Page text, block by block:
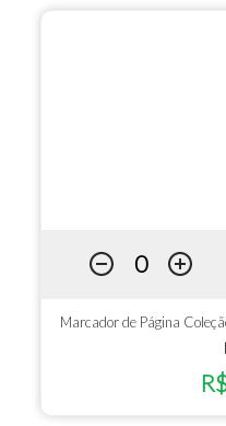
Marcador de Página